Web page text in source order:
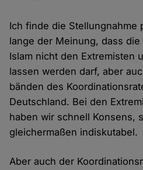
Ich finde die Stellungnahme
lange der Meinung, dass
Islam nicht den Extremisten
lassen werden darf, aber
bänden des
Deutschland. Bei den
haben wir schnell Konsens,
gleicher­maßen indis­kutabel.
Aber auch der